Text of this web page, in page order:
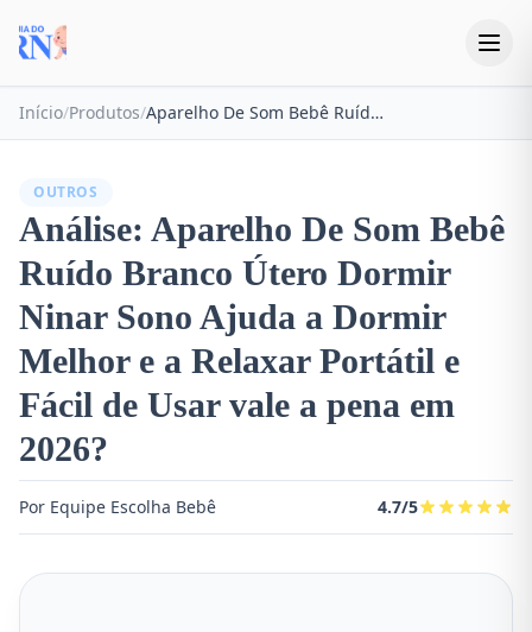
Início/Produtos/ Aparelho De Som Bebê Ruído Branco Útero Dormir Ninar Sono Ajuda a Dormir Melhor e a Relaxar Portátil e Fácil de Usar
OUTROS
Análise: Aparelho De Som Bebê
Ruído Branco Útero Dormir
Ninar Sono Ajuda a Dormir
Melhor e a Relaxar Portátil e
Fácil de Usar vale a pena em
2026?
Por Equipe Escolha Bebê 4.7/5